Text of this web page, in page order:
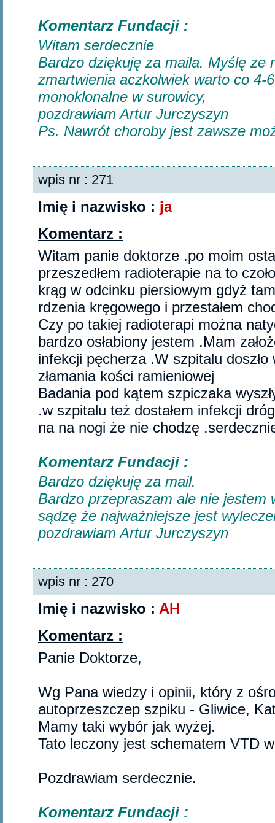
Komentarz Fundacji :
Witam serdecznie
Bardzo dziękuję za maila. Myślę ze
zmartwienia aczkolwiek warto co 4-
monoklonalne w surowicy,
pozdrawiam Artur Jurczyszyn
Ps. Nawrót choroby jest zawsze
wpis nr : 271
Imię i nazwisko : ja
Komentarz :
Witam panie doktorze .po moim
przeszedłem radioterapie na to
krąg w odcinku piersiowym gdyż
rdzenia kręgowego i przestałem
Czy po takiej radioterapi można
bardzo osłabiony jestem .Mam
infekcji pęcherza .W szpitalu
złamania kości ramieniowej
Badania pod kątem szpiczaka
.w szpitalu też dostałem infekcji
na na nogi że nie chodzę
Komentarz Fundacji :
Bardzo dziękuję za mail.
Bardzo przepraszam ale nie
sądzę że najważniejsze jest
pozdrawiam Artur Jurczyszyn
wpis nr : 270
Imię i nazwisko : AH
Komentarz :
Panie Doktorze,
Wg Pana wiedzy i opinii, który z
autoprzeszczep szpiku - Gliwice,
Mamy taki wybór jak wyżej.
Tato leczony jest schematem VTD
Pozdrawiam serdecznie.‎
Komentarz Fundacji :